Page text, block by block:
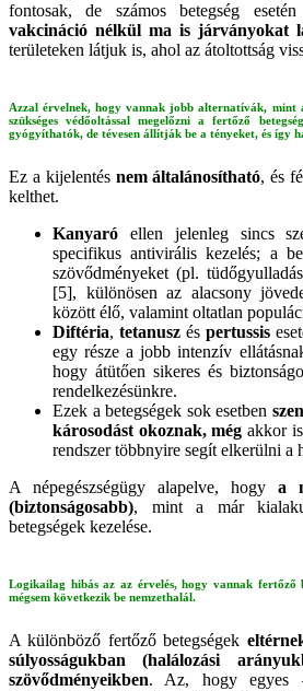
fontosak, de számos betegség
vakcináció nélkül ma is járványokat
területeken látjuk is, ahol az átoltottság
Azzal érvelnek, hogy vannak jobb alternatívák, mint
szükséges védőoltással megelőzni a fertőző
gyógyíthatók, de tévesen állítják be a tényeket, és így
Ez a kijelentés nem általánosítható, és
kelthet.
Kanyaró ellen jelenleg sincs
specifikus antivirális kezelés; a
szövődményeket (pl.
[5], különösen az alacsony
között élő, valamint oltatlan
Diftéria,tetanusz éspertussis
egy része a jobb intenzív
hogy átütően sikeres és
rendelkezésünkre.
Ezek a betegségek sok esetben
károsodást okoznak, még akkor
rendszer többnyire segít elkerülni a
A népegészségügy alapelve, hogy a
(biztonságosabb), mint a már
betegségek kezelése.
Logikailag hibás az az érvelés, hogy vannak fertőző
mégsem következik be nemzethalál.
A különböző fertőző betegségek
súlyosságukban (halálozási
szövődményeikben. Az, hogy egyes